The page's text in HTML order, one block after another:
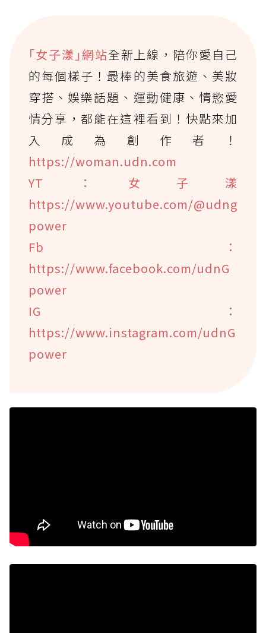
｢女子漾｣網站全新上線，陪你愛自己
的每個樣子！最棒的美食旅遊、美妝
穿搭、娛樂話題、運動健康、情慾愛
情分享，都能在這裡看到！快點來加
入成為創作者！
https://woman.udn.com
YT：女子漾
https://www.youtube.com/@udng
power
Fb：
https://www.facebook.com/udnG
power
IG：
https://www.instagram.com/udnG
power